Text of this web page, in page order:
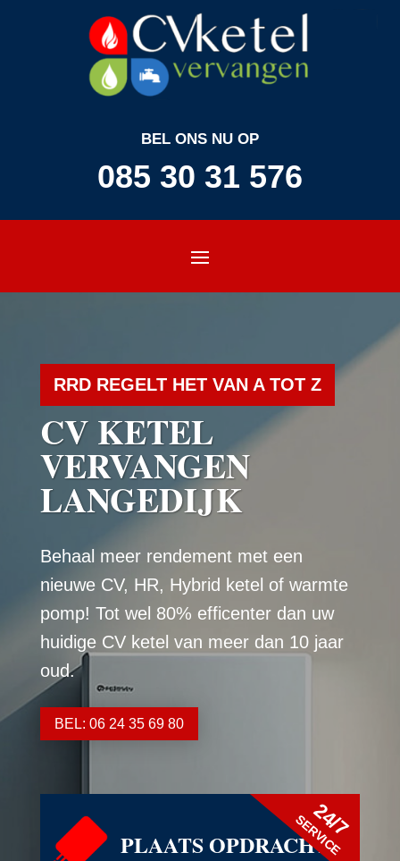
BEL ONS NU OP
085 30 31 576
RRD REGELT HET VAN A TOT Z
CV KETEL
VERVANGEN
LANGEDIJK
Behaal meer rendement met een
nieuwe CV, HR, Hybrid ketel of warmte
pomp! Tot wel 80% efficenter dan uw
huidige CV ketel van meer dan 10 jaar
oud.
BEL: 06 24 35 69 80
PLAATS OPDRACHT
24/7
SERVICE